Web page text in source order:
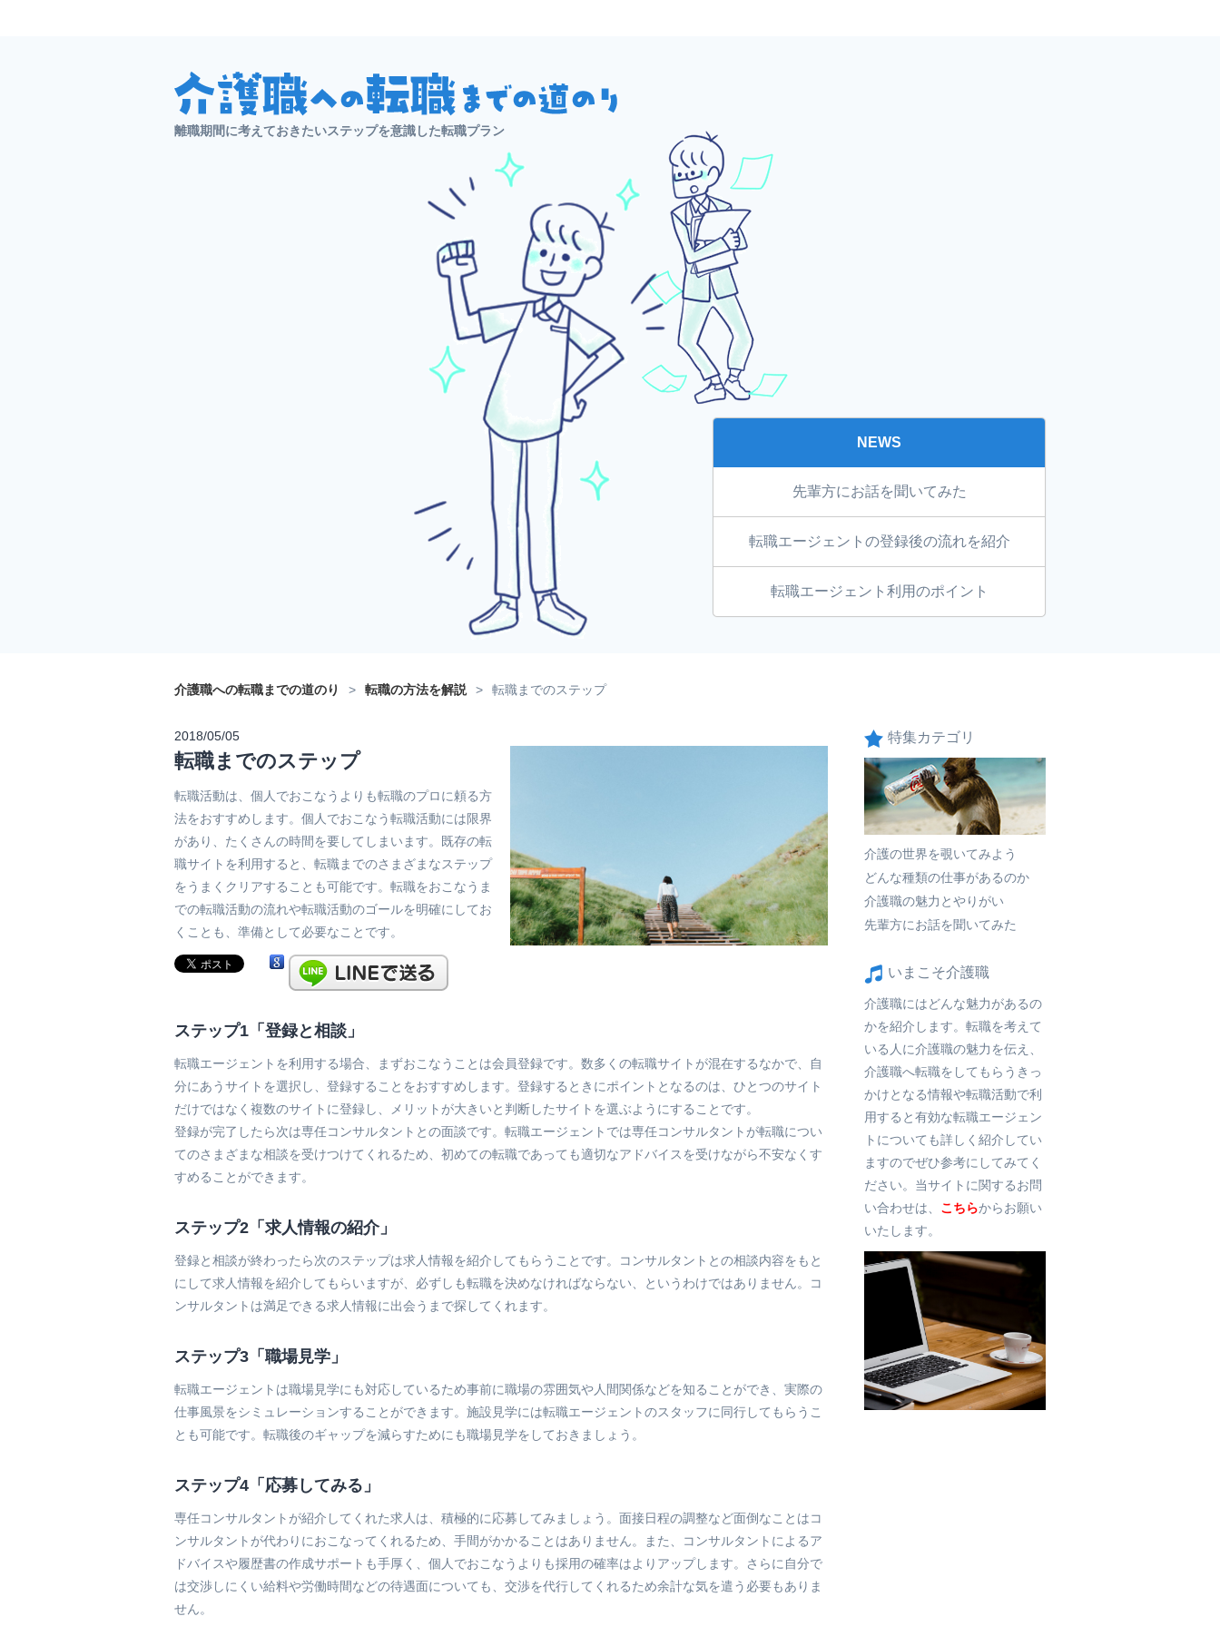
離職期間に考えておきたいステップを意識した転職プラン
NEWS
先輩方にお話を聞いてみた
転職エージェントの登録後の流れを紹介
転職エージェント利用のポイント
介護職への転職までの道のり > 転職の方法を解説 > 転職までのステップ
2018/05/05
転職までのステップ
転職活動は、個人でおこなうよりも転職のプロに頼る方
法をおすすめします。個人でおこなう転職活動には限界
があり、たくさんの時間を要してしまいます。既存の転
職サイトを利用すると、転職までのさまざまなステップ
をうまくクリアすることも可能です。転職をおこなうま
での転職活動の流れや転職活動のゴールを明確にしてお
くことも、準備として必要なことです。
ステップ1「登録と相談」
転職エージェントを利用する場合、まずおこなうことは会員登録です。数多くの転職サイトが混在するなかで、自
分にあうサイトを選択し、登録することをおすすめします。登録するときにポイントとなるのは、ひとつのサイト
だけではなく複数のサイトに登録し、メリットが大きいと判断したサイトを選ぶようにすることです。
登録が完了したら次は専任コンサルタントとの面談です。転職エージェントでは専任コンサルタントが転職につい
てのさまざまな相談を受けつけてくれるため、初めての転職であっても適切なアドバイスを受けながら不安なくす
すめることができます。
ステップ2「求人情報の紹介」
登録と相談が終わったら次のステップは求人情報を紹介してもらうことです。コンサルタントとの相談内容をもと
にして求人情報を紹介してもらいますが、必ずしも転職を決めなければならない、というわけではありません。コ
ンサルタントは満足できる求人情報に出会うまで探してくれます。
ステップ3「職場見学」
転職エージェントは職場見学にも対応しているため事前に職場の雰囲気や人間関係などを知ることができ、実際の
仕事風景をシミュレーションすることができます。施設見学には転職エージェントのスタッフに同行してもらうこ
とも可能です。転職後のギャップを減らすためにも職場見学をしておきましょう。
ステップ4「応募してみる」
専任コンサルタントが紹介してくれた求人は、積極的に応募してみましょう。面接日程の調整など面倒なことはコ
ンサルタントが代わりにおこなってくれるため、手間がかかることはありません。また、コンサルタントによるア
ドバイスや履歴書の作成サポートも手厚く、個人でおこなうよりも採用の確率はよりアップします。さらに自分で
は交渉しにくい給料や労働時間などの待遇面についても、交渉を代行してくれるため余計な気を遣う必要もありま
せん。
特集カテゴリ
介護の世界を覗いてみよう
どんな種類の仕事があるのか
介護職の魅力とやりがい
先輩方にお話を聞いてみた
いまこそ介護職
介護職にはどんな魅力があるの
かを紹介します。転職を考えて
いる人に介護職の魅力を伝え、
介護職へ転職をしてもらうきっ
かけとなる情報や転職活動で利
用すると有効な転職エージェン
トについても詳しく紹介してい
ますのでぜひ参考にしてみてく
ださい。当サイトに関するお問
い合わせは、 こちらからお願い
いたします。